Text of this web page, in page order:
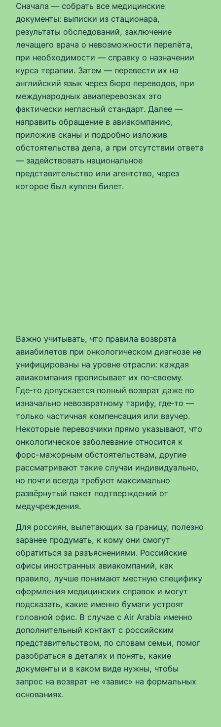
Сначала — собрать все медицинские
документы: выписки из стационара,
результаты обследований, заключение
лечащего врача о невозможности перелёта,
при необходимости — справку о назначении
курса терапии. Затем — перевести их на
английский язык через бюро переводов, при
международных авиаперевозках это
фактически негласный стандарт. Далее —
направить обращение в авиакомпанию,
приложив сканы и подробно изложив
обстоятельства дела, а при отсутствии ответа
— задействовать национальное
представительство или агентство, через
которое был куплен билет.
Важно учитывать, что правила возврата
авиабилетов при онкологическом диагнозе не
унифицированы на уровне отрасли: каждая
авиакомпания прописывает их по‑своему.
Где‑то допускается полный возврат даже по
изначально невозвратному тарифу, где‑то —
только частичная компенсация или ваучер.
Некоторые перевозчики прямо указывают, что
онкологическое заболевание относится к
форс-мажорным обстоятельствам, другие
рассматривают такие случаи индивидуально,
но почти всегда требуют максимально
развёрнутый пакет подтверждений от
медучреждения.
Для россиян, вылетающих за границу, полезно
заранее продумать, к кому они смогут
обратиться за разъяснениями. Российские
офисы иностранных авиакомпаний, как
правило, лучше понимают местную специфику
оформления медицинских справок и могут
подсказать, какие именно бумаги устроят
головной офис. В случае с Air Arabia именно
дополнительный контакт с российским
представительством, по словам семьи, помог
разобраться в деталях и понять, какие
документы и в каком виде нужны, чтобы
запрос на возврат не «завис» на формальных
основаниях.